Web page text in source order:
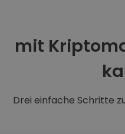
mit
Drei einfache Schritte